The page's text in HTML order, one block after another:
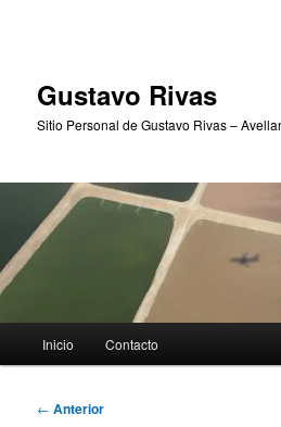
Gustavo Rivas
Sitio Personal de Gustavo Rivas –
principal
Inicio Contacto
Navegación
← Anterior